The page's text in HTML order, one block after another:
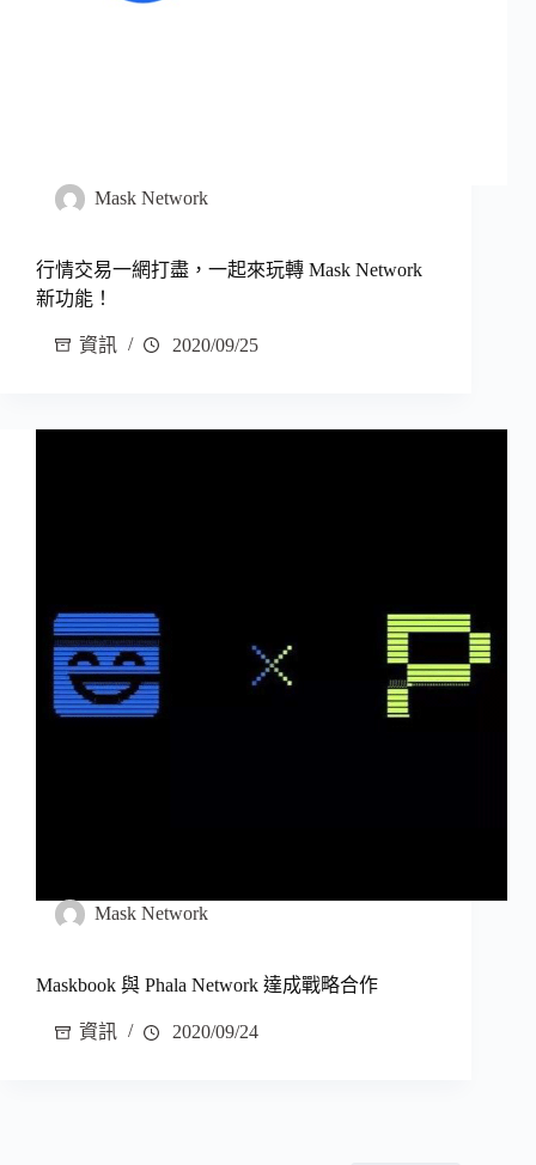
Mask Network
行情交易一網打盡，一起來玩轉 Mask Network
新功能！
資訊 2020/09/25
Mask Network
Maskbook 與 Phala Network 達成戰略合作
資訊 2020/09/24